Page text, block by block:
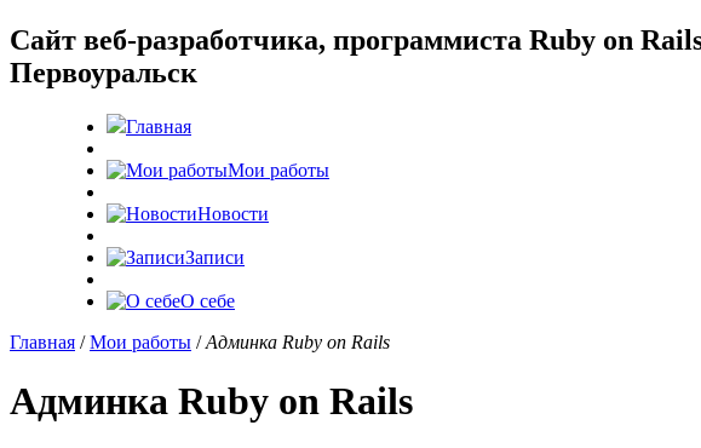
Cайт веб-разработчика, программиста Ruby on
Первоуральск
Главная
Мои работы
Новости
Записи
О себе
Главная /Мои работы /Админка Ruby on Rails
Админка Ruby on Rails